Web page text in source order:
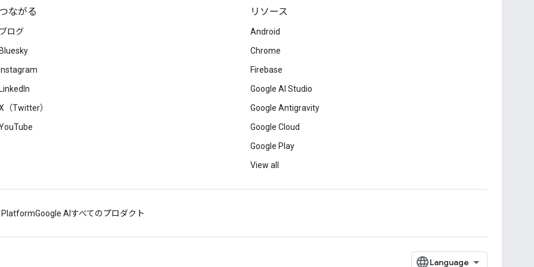
つながる
ブログ
Bluesky
Instagram
LinkedIn
（Twitter）
リソース
Android
Chrome
Firebase
Google AI Studio
Google Antigravity
Google Cloud
Google Play
View all
PlatformGoogle AI すべてのプロダクト